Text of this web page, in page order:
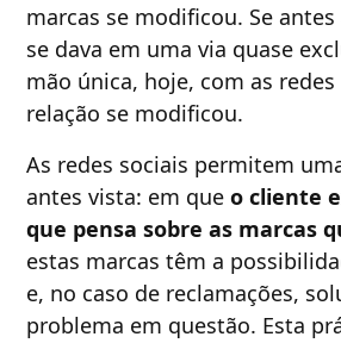
marcas se modificou. Se
se dava em uma via quase
mão única, hoje, com as redes
relação se modificou.
As redes sociais permitem
antes vista: em queo cliente
que pensa sobre as marcas
estas marcas têm a
e, no caso de reclamações,
problema em questão. Esta